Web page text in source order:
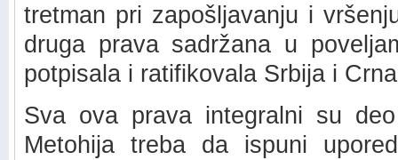
tretman pri zapošljavanju i
druga prava sadržana u
potpisala i ratifikovala Srbija i
Sva ova prava integralni su
Metohija treba da ispuni